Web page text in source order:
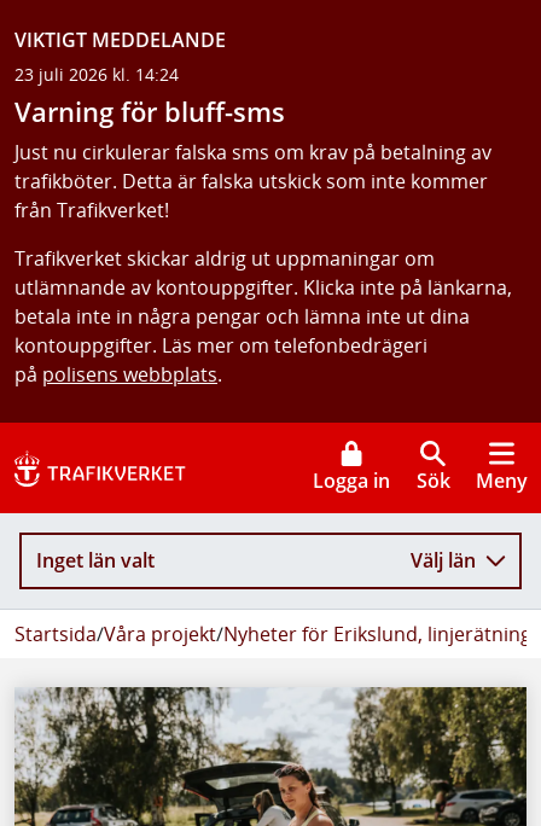
VIKTIGT MEDDELANDE
23 juli 2026 kl. 14:24
Varning för bluff-sms
Just nu cirkulerar falska sms om krav på betalning av
trafikböter. Detta är falska utskick som inte kommer
från Trafikverket!
Trafikverket skickar aldrig ut uppmaningar om
utlämnande av kontouppgifter. Klicka inte på länkarna,
betala inte in några pengar och lämna inte ut dina
kontouppgifter. Läs mer om telefonbedrägeri
på polisens webbplats.
Logga in Sök Meny
Inget län valt Välj län
Startsida/Våra projekt/Nyheter för Erikslund, linjerätning